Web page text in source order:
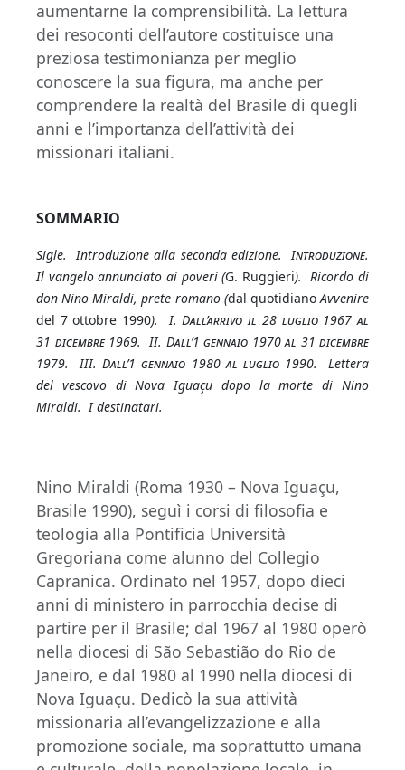
aumentarne la comprensibilità. La lettura
dei resoconti dell’autore costituisce una
preziosa testimonianza per meglio
conoscere la sua figura, ma anche per
comprendere la realtà del Brasile di quegli
anni e l’importanza dell’attività dei
missionari italiani.
SOMMARIO
Sigle. Introduzione alla seconda edizione. Introduzione.
Il vangelo annunciato ai poveri (G. Ruggieri). Ricordo di
don Nino Miraldi, prete romano (dal quotidianoAvvenire
del 7 ottobre 1990). I.Dall’arrivo il 28 luglio 1967 al
31 dicembre 1969. II. Dall’1 gennaio 1970 al 31 dicembre
1979. III. Dall’1 gennaio 1980 al luglio 1990. Lettera
del vescovo di Nova Iguaçu dopo la morte di Nino
Miraldi. I destinatari.
Nino Miraldi (Roma 1930 – Nova Iguaçu,
Brasile 1990), seguì i corsi di filosofia e
teologia alla Pontificia Università
Gregoriana come alunno del Collegio
Capranica. Ordinato nel 1957, dopo dieci
anni di ministero in parrocchia decise di
partire per il Brasile; dal 1967 al 1980 operò
nella diocesi di São Sebastião do Rio de
Janeiro, e dal 1980 al 1990 nella diocesi di
Nova Iguaçu. Dedicò la sua attività
missionaria all’evangelizzazione e alla
promozione sociale, ma soprattutto umana